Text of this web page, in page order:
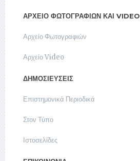
ΑΡΧΕΊΟ ΦΩΤΟΓΡΑΦΙΏΝ ΚΑΙ VIDEO
Αρχείο Φωτογραφιών
Αρχείο Video
ΔΗΜΟΣΙΕΥΣΕΙΣ
Επιστημονικά Περιοδικά
Στον Τύπο
Ιστοσελίδες